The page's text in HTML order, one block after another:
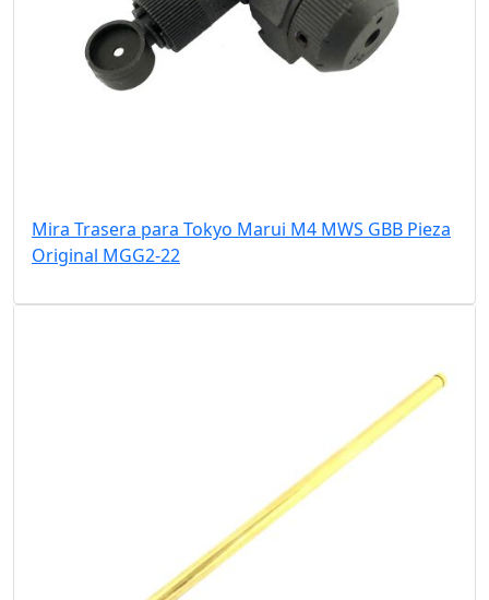
Mira Trasera para Tokyo Marui M4 MWS GBB Pieza
Original MGG2-22